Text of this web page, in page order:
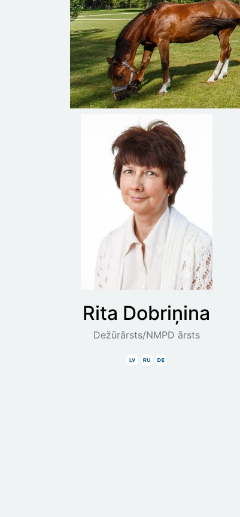
Rita Dobriņina
Dežūrārsts/NMPD ārsts
Latviski
Krieviski
Vāciski